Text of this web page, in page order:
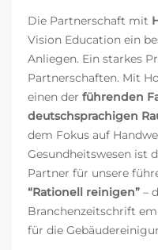
Die Partnerschaft mit
Vision Education ein
Anliegen. Ein starkes
Partnerschaften. Mit
einen der führenden
deutschsprachigen
dem Fokus auf
Gesundheitswesen ist
Partner für unsere
“Rationell reinigen” –
Branchenzeitschrift
für die